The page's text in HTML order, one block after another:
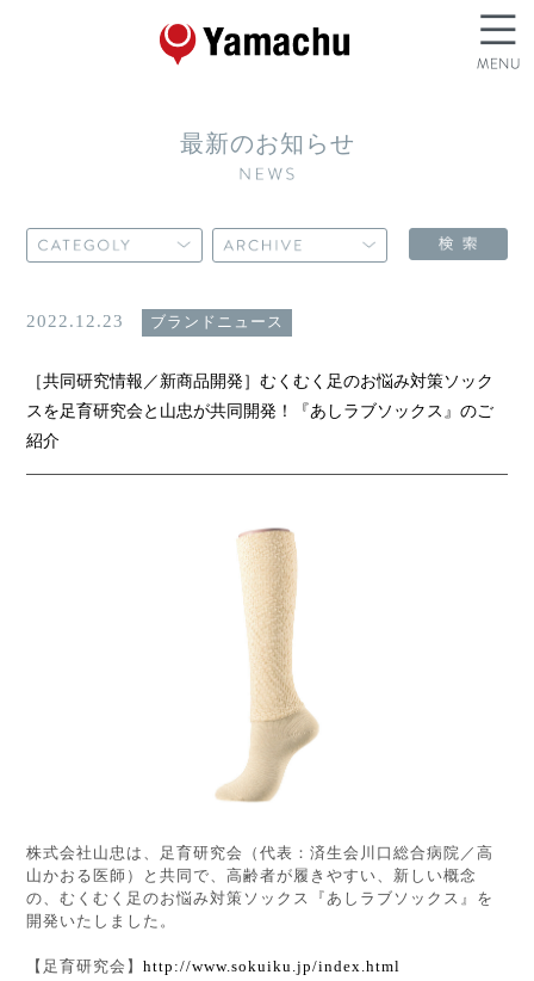
最新のお知らせ
2022.12.23 ブランドニュース
［共同研究情報／新商品開発］むくむく足のお悩み対策ソック
スを足育研究会と山忠が共同開発！『あしラブソックス』のご
紹介
株式会社山忠は、足育研究会（代表：済生会川口総合病院／高
山かおる医師）と共同で、高齢者が履きやすい、新しい概念
の、むくむく足のお悩み対策ソックス『あしラブソックス』を
開発いたしました。
【足育研究会】http://www.sokuiku.jp/index.html